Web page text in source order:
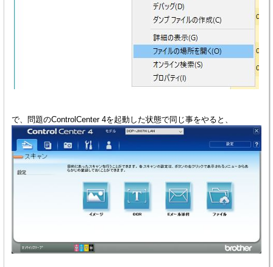
で、問題のControlCenter 4を起動した状態で同じ事をやると、